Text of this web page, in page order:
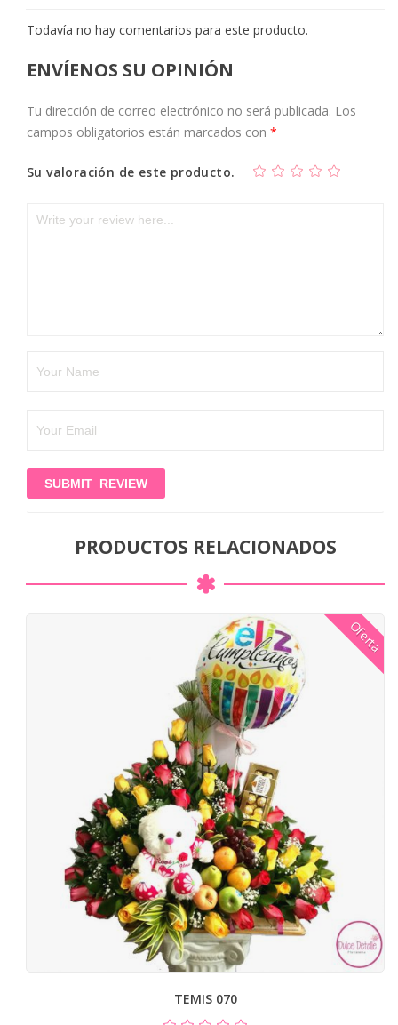
Todavía no hay comentarios para este producto.
ENVÍENOS SU OPINIÓN
Tu dirección de correo electrónico no será publicada. Los
campos obligatorios están marcados con *
Su valoración de este producto.
PRODUCTOS RELACIONADOS
Oferta
TEMIS 070